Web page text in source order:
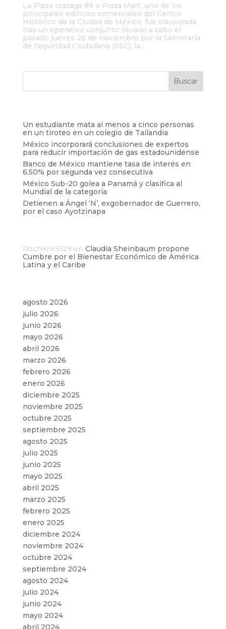
La Plaza Izazaga 89 o Plaza Mart, uno de los
principales edificios comerciales del Centro
Histórico de la Ciudad de México, fue clausurada
tras un operativo conjunto llevado a cabo el
pasado jueves 28 de noviembre por la Secretaría
de Seguridad Ciudadana (SSC), la...
Un estudiante mata al menos a cinco personas
en un tiroteo en un colegio de Tailandia
México incorporará conclusiones de expertos
para reducir importación de gas estadounidense
Banco de México mantiene tasa de interés en
6.50% por segunda vez consecutiva
México Sub-20 golea a Panamá y clasifica al
Mundial de la categoría
Detienen a Ángel ‘N’, exgobernador de Guerrero,
por el caso Ayotzinapa
Rochelle3129 en Claudia Sheinbaum propone
Cumbre por el Bienestar Económico de América
Latina y el Caribe
agosto 2026
julio 2026
junio 2026
mayo 2026
abril 2026
marzo 2026
febrero 2026
enero 2026
diciembre 2025
noviembre 2025
octubre 2025
septiembre 2025
agosto 2025
julio 2025
junio 2025
mayo 2025
abril 2025
marzo 2025
febrero 2025
enero 2025
diciembre 2024
noviembre 2024
octubre 2024
septiembre 2024
agosto 2024
julio 2024
junio 2024
mayo 2024
abril 2024